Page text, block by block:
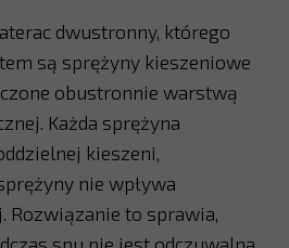
dwustronny, którego
są sprężyny kieszeniowe
obustronnie warstwą
Każda sprężyna
kieszeni,
nie wpływa
Rozwiązanie to sprawia,
snu nie jest odczuwalna